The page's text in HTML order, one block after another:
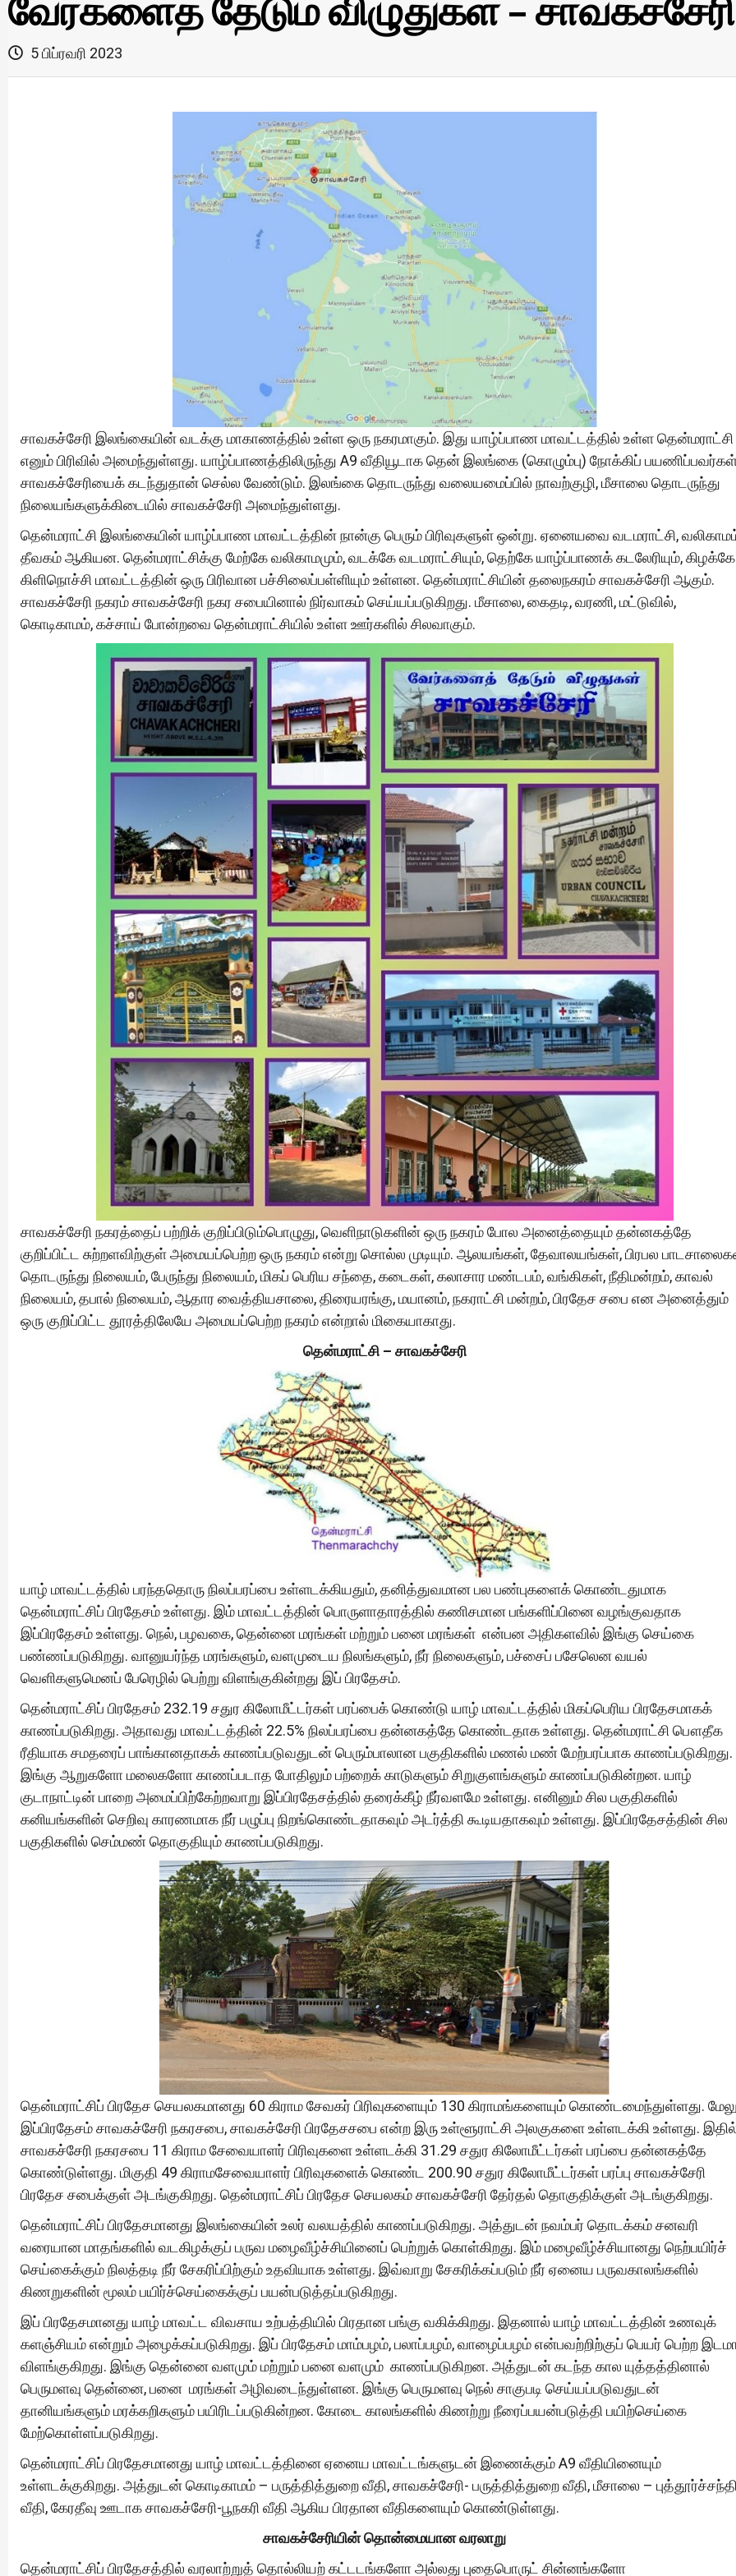
வேர்களைத் தேடும் விழுதுகள் – சாவகச்சேரி
5 பிப்ரவரி 2023
சாவகச்சேரி இலங்கையின் வடக்கு மாகாணத்தில் உள்ள ஒரு நகரமாகும். இது யாழ்ப்பாண மாவட்டத்தில் உள்ள தென்மராட்சி
எனும் பிரிவில் அமைந்துள்ளது. யாழ்ப்பாணத்திலிருந்து A9 வீதியூடாக தென் இலங்கை (கொழும்பு) நோக்கிப்
சாவகச்சேரியைக் கடந்துதான் செல்ல வேண்டும். இலங்கை தொடருந்து வலையமைப்பில் நாவற்குழி, மீசாலை தொடருந்து
நிலையங்களுக்கிடையில் சாவகச்சேரி அமைந்துள்ளது.
தென்மராட்சி இலங்கையின் யாழ்ப்பாண மாவட்டத்தின் நான்கு பெரும் பிரிவுகளுள் ஒன்று. ஏனையவை வடமராட்சி,
தீவகம் ஆகியன. தென்மராட்சிக்கு மேற்கே வலிகாமமும், வடக்கே வடமராட்சியும், தெற்கே யாழ்ப்பாணக் கடலேரியும், கிழக்கே
கிளிநொச்சி மாவட்டத்தின் ஒரு பிரிவான பச்சிலைப்பள்ளியும் உள்ளன. தென்மராட்சியின் தலைநகரம் சாவகச்சேரி ஆகும்.
சாவகச்சேரி நகரம் சாவகச்சேரி நகர சபையினால் நிர்வாகம் செய்யப்படுகிறது. மீசாலை, கைதடி, வரணி, மட்டுவில்,
கொடிகாமம், கச்சாய் போன்றவை தென்மராட்சியில் உள்ள ஊர்களில் சிலவாகும்.
சாவகச்சேரி நகரத்தைப் பற்றிக் குறிப்பிடும்பொழுது, வெளிநாடுகளின் ஒரு நகரம் போல அனைத்தையும் தன்னகத்தே
குறிப்பிட்ட சுற்றளவிற்குள் அமையப்பெற்ற ஒரு நகரம் என்று சொல்ல முடியும். ஆலயங்கள், தேவாலயங்கள், பிரபல
தொடருந்து நிலையம், பேருந்து நிலையம், மிகப் பெரிய சந்தை, கடைகள், கலாசார மண்டபம், வங்கிகள், நீதிமன்றம், காவல்
நிலையம், தபால் நிலையம், ஆதார வைத்தியசாலை, திரையரங்கு, மயானம், நகராட்சி மன்றம், பிரதேச சபை என அனைத்தும்
ஒரு குறிப்பிட்ட தூரத்திலேயே அமையப்பெற்ற நகரம் என்றால் மிகையாகாது.
தென்மராட்சி – சாவகச்சேரி
யாழ் மாவட்டத்தில் பரந்ததொரு நிலப்பரப்பை உள்ளடக்கியதும், தனித்துவமான பல பண்புகளைக் கொண்டதுமாக
தென்மராட்சிப் பிரதேசம் உள்ளது. இம் மாவட்டத்தின் பொருளாதாரத்தில் கணிசமான பங்களிப்பினை வழங்குவதாக
இப்பிரதேசம் உள்ளது. நெல், பழவகை, தென்னை மரங்கள் மற்றும் பனை மரங்கள் என்பன அதிகளவில் இங்கு செய்கை
பண்ணப்படுகிறது. வானுயர்ந்த மரங்களும், வளமுடைய நிலங்களும், நீர் நிலைகளும், பச்சைப் பசேலென வயல்
வெளிகளுமெனப் பேரெழில் பெற்று விளங்குகின்றது இப் பிரதேசம்.
தென்மராட்சிப் பிரதேசம் 232.19 சதுர கிலோமீட்டர்கள் பரப்பைக் கொண்டு யாழ் மாவட்டத்தில் மிகப்பெரிய பிரதேசமாகக்
காணப்படுகிறது. அதாவது மாவட்டத்தின் 22.5% நிலப்பரப்பை தன்னகத்தே கொண்டதாக உள்ளது. தென்மராட்சி பௌதீக
ரீதியாக சமதரைப் பாங்கானதாகக் காணப்படுவதுடன் பெரும்பாலான பகுதிகளில் மணல் மண் மேற்பரப்பாக காணப்படுகிறது.
இங்கு ஆறுகளோ மலைகளோ காணப்படாத போதிலும் பற்றைக் காடுகளும் சிறுகுளங்களும் காணப்படுகின்றன. யாழ்
குடாநாட்டின் பாறை அமைப்பிற்கேற்றவாறு இப்பிரதேசத்தில் தரைக்கீழ் நீர்வளமே உள்ளது. எனினும் சில பகுதிகளில்
கனியங்களின் செறிவு காரணமாக நீர் பழுப்பு நிறங்கொண்டதாகவும் அடர்த்தி கூடியதாகவும் உள்ளது. இப்பிரதேசத்தின் சில
பகுதிகளில் செம்மண் தொகுதியும் காணப்படுகிறது.
தென்மராட்சிப் பிரதேச செயலகமானது 60 கிராம சேவகர் பிரிவுகளையும் 130 கிராமங்களையும் கொண்டமைந்துள்ளது.
இப்பிரதேசம் சாவகச்சேரி நகரசபை, சாவகச்சேரி பிரதேசசபை என்ற இரு உள்ளூராட்சி அலகுகளை உள்ளடக்கி உள்ளது.
சாவகச்சேரி நகரசபை 11 கிராம சேவையாளர் பிரிவுகளை உள்ளடக்கி 31.29 சதுர கிலோமீட்டர்கள் பரப்பை தன்னகத்தே
கொண்டுள்ளது. மிகுதி 49 கிராமசேவையாளர் பிரிவுகளைக் கொண்ட 200.90 சதுர கிலோமீட்டர்கள் பரப்பு சாவகச்சேரி
பிரதேச சபைக்குள் அடங்குகிறது. தென்மராட்சிப் பிரதேச செயலகம் சாவகச்சேரி தேர்தல் தொகுதிக்குள் அடங்குகிறது.
தென்மராட்சிப் பிரதேசமானது இலங்கையின் உலர் வலயத்தில் காணப்படுகிறது. அத்துடன் நவம்பர் தொடக்கம் சனவரி
வரையான மாதங்களில் வடகிழக்குப் பருவ மழைவீழ்ச்சியினைப் பெற்றுக் கொள்கிறது. இம் மழைவீழ்ச்சியானது நெற்பயிர்ச்
செய்கைக்கும் நிலத்தடி நீர் சேகரிப்பிற்கும் உதவியாக உள்ளது. இவ்வாறு சேகரிக்கப்படும் நீர் ஏனைய பருவகாலங்களில்
கிணறுகளின் மூலம் பயிர்ச்செய்கைக்குப் பயன்படுத்தப்படுகிறது.
இப் பிரதேசமானது யாழ் மாவட்ட விவசாய உற்பத்தியில் பிரதான பங்கு வகிக்கிறது. இதனால் யாழ் மாவட்டத்தின் உணவுக்
களஞ்சியம் என்றும் அழைக்கப்படுகிறது. இப் பிரதேசம் மாம்பழம், பலாப்பழம், வாழைப்பழம் என்பவற்றிற்குப் பெயர் பெற்ற
விளங்குகிறது. இங்கு தென்னை வளமும் மற்றும் பனை வளமும் காணப்படுகிறன. அத்துடன் கடந்த கால யுத்தத்தினால்
பெருமளவு தென்னை, பனை மரங்கள் அழிவடைந்துள்ளன. இங்கு பெருமளவு நெல் சாகுபடி செய்யப்படுவதுடன்
தானியங்களும் மரக்கறிகளும் பயிரிடப்படுகின்றன. கோடை காலங்களில் கிணற்று நீரைப்பயன்படுத்தி பயிற்செய்கை
மேற்கொள்ளப்படுகிறது.
தென்மராட்சிப் பிரதேசமானது யாழ் மாவட்டத்தினை ஏனைய மாவட்டங்களுடன் இணைக்கும் A9 வீதியினையும்
உள்ளடக்குகிறது. அத்துடன் கொடிகாமம் – பருத்தித்துறை வீதி, சாவகச்சேரி- பருத்தித்துறை வீதி, மீசாலை –
வீதி, கேரதீவு ஊடாக சாவகச்சேரி-பூநகரி வீதி ஆகிய பிரதான வீதிகளையும் கொண்டுள்ளது.
சாவகச்சேரியின் தொன்மையான வரலாறு
தென்மராட்சிப் பிரதேசத்தில் வரலாற்றுத் தொல்லியற் கட்டடங்களோ அல்லது புதைபொருட் சின்னங்களோ